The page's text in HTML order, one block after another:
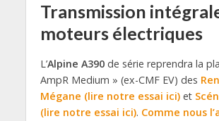
Transmission
moteurs électriques
L’Alpine A390de série reprendra la
AmpR Medium » (ex-CMF EV) des
Mégane (lire notre essai ici)et
(lire notre essai ici). Comme nous